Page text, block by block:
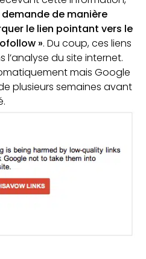
de manière
le lien pointant vers le
». Du coup, ces liens
du site internet.
mais Google
plusieurs semaines avant